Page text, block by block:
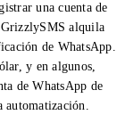
una cuenta de
alquila
de WhatsApp.
y en algunos,
de WhatsApp de
automatización.